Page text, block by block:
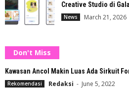
Creative Studio di
News March 21, 2026
Don't Miss
Kawasan Ancol Makin Luas Ada Sirkuit
Rekomendasi Redaksi - June 5, 2022